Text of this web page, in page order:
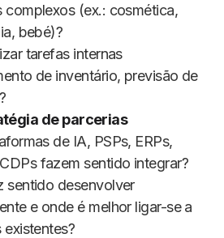
complexos (ex.: cosmética,
bebé)?
tarefas internas
de inventário, previsão de
de parcerias
de IA, PSPs, ERPs,
fazem sentido integrar?
sentido desenvolver
e onde é melhor ligar-se a